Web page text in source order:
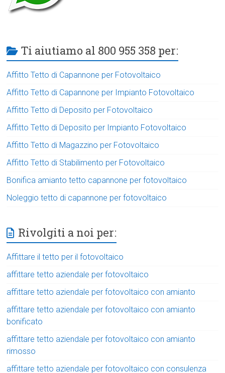
Ti aiutiamo al 800 955 358 per:
Affitto Tetto di Capannone per Fotovoltaico
Affitto Tetto di Capannone per Impianto Fotovoltaico
Affitto Tetto di Deposito per Fotovoltaico
Affitto Tetto di Deposito per Impianto Fotovoltaico
Affitto Tetto di Magazzino per Fotovoltaico
Affitto Tetto di Stabilimento per Fotovoltaico
Bonifica amianto tetto capannone per fotovoltaico
Noleggio tetto di capannone per fotovoltaico
Rivolgiti a noi per:
Affittare il tetto per il fotovoltaico
affittare tetto aziendale per fotovoltaico
affittare tetto aziendale per fotovoltaico con amianto
affittare tetto aziendale per fotovoltaico con amianto
bonificato
affittare tetto aziendale per fotovoltaico con amianto
rimosso
affittare tetto aziendale per fotovoltaico con consulenza